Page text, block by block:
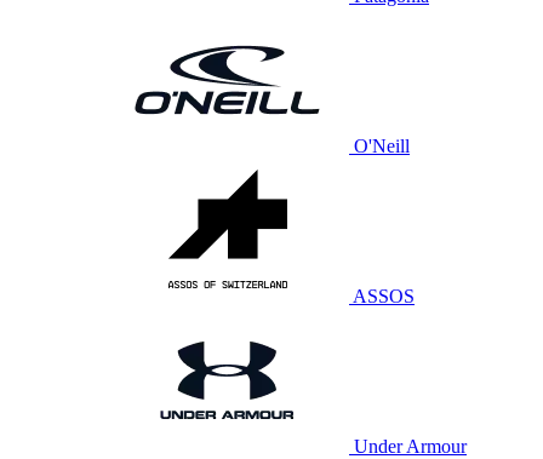
O'Neill
ASSOS
Under Armour